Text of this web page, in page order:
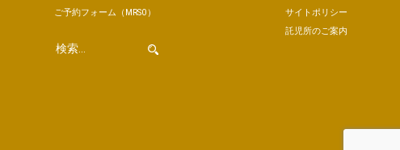
ご予約フォーム （MRSO）
サイトポリシー
託児所のご案内